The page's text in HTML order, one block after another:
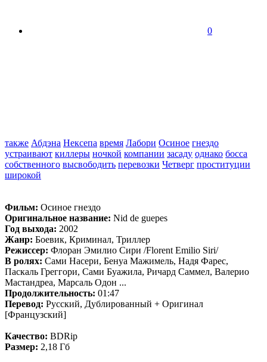
0
также Абдэна Нексепа время Лабори Осиное гнездо
устраивают киллеры ночкой компании засаду однако босса
собственного высвободить перевозки Четверг проституции
широкой
Фильм: Осиное гнездо
Оригинальное название: Nid de guepes
Год выхода: 2002
Жанр: Боевик, Криминал, Триллер
Режиссер: Флоран Эмилио Сири /Florent Emilio Siri/
В ролях: Сами Насери, Бенуа Мажимель, Надя Фарес,
Паскаль Греггори, Сами Буажила, Ричард Саммел, Валерио
Мастандреа, Марсаль Одон ...
Продолжительность: 01:47
Перевод: Русский, Дублированный + Оригинал
[Французский]
Качество: BDRip
Размер: 2,18 Гб